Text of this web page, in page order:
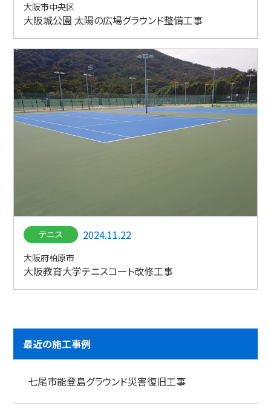
大阪市中央区
大阪城公園 太陽の広場グラウンド整備工事
2024.11.22
大阪府柏原市
大阪教育大学テニスコート改修工事
最近の施工事例
七尾市能登島グラウンド災害復旧工事